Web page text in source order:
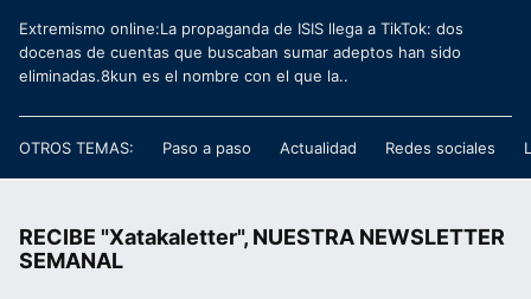
Extremismo online:La propaganda de ISIS llega a TikTok: dos
docenas de cuentas que buscaban sumar adeptos han sido
eliminadas.8kun es el nombre con el que la..
OTROS TEMAS: Paso a paso Actualidad Redes sociales
RECIBE "Xatakaletter", NUESTRA NEWSLETTER
SEMANAL